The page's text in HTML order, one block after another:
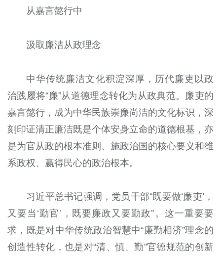
从嘉言懿行中
汲取廉洁从政理念
中华传统廉洁文化积淀深厚，历代廉吏以政
治践履将“廉”从道德理念转化为从政典范。廉吏的
嘉言懿行，成为中华民族崇廉尚洁的文化标识，深
刻印证清正廉洁既是个体安身立命的道德根基，亦
是为官从政的根本准则、施政治国的核心要义和维
系政权、赢得民心的政治根本。
习近平总书记强调，党员干部“既要做‘廉吏’，
又要当‘勤官’，既要廉政又要勤政”。这一重要要
求，既是对中华传统政治智慧中“廉勤相济”理念的
创造性转化，也是对“清、慎、勤”官德规范的创新